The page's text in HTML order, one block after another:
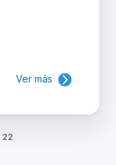
Ver más
22